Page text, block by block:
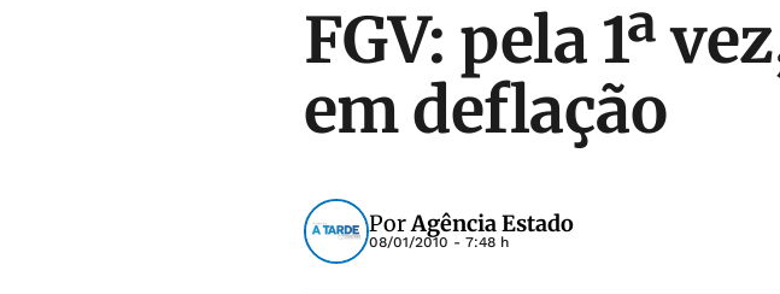
FGV: pela 1ª
em deflação
PorAgência Estado
08/01/2010 - 7:48 h